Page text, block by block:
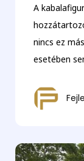
A
nincs ez
esetében